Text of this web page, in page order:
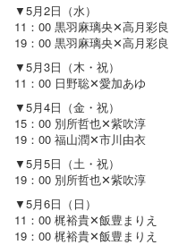
▼5月2日（水）
11：00 黒羽麻璃央✕高月彩良
19：00 黒羽麻璃央✕高月彩良
▼5月3日（木・祝）
11：00 日野聡✕愛加あゆ
▼5月4日（金・祝）
15：00 別所哲也✕紫吹淳
19：00 福山潤✕市川由衣
▼5月5日（土・祝）
19：00 別所哲也✕紫吹淳
▼5月6日（日）
11：00 梶裕貴✕飯豊まりえ
19：00 梶裕貴✕飯豊まりえ